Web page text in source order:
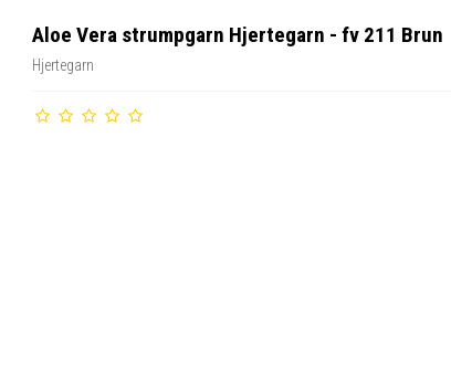
Aloe Vera strumpgarn Hjertegarn - fv 211 Brun
Hjertegarn